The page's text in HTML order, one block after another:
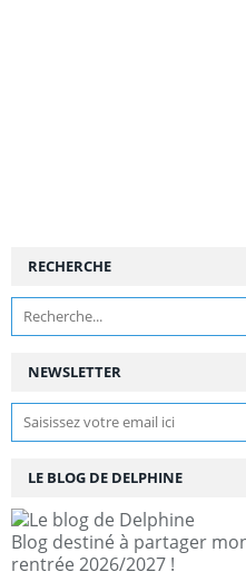
NEWSLETTER
RECHERCHE
LE BLOG DE DELPHINE
Blog destiné à partager
rentrée 2026/2027 !